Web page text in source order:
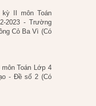
kỳ II môn Toán
2023 - Trường
Cỏ Ba Vì (Có
Toán Lớp 4
- Đề số 2 (Có